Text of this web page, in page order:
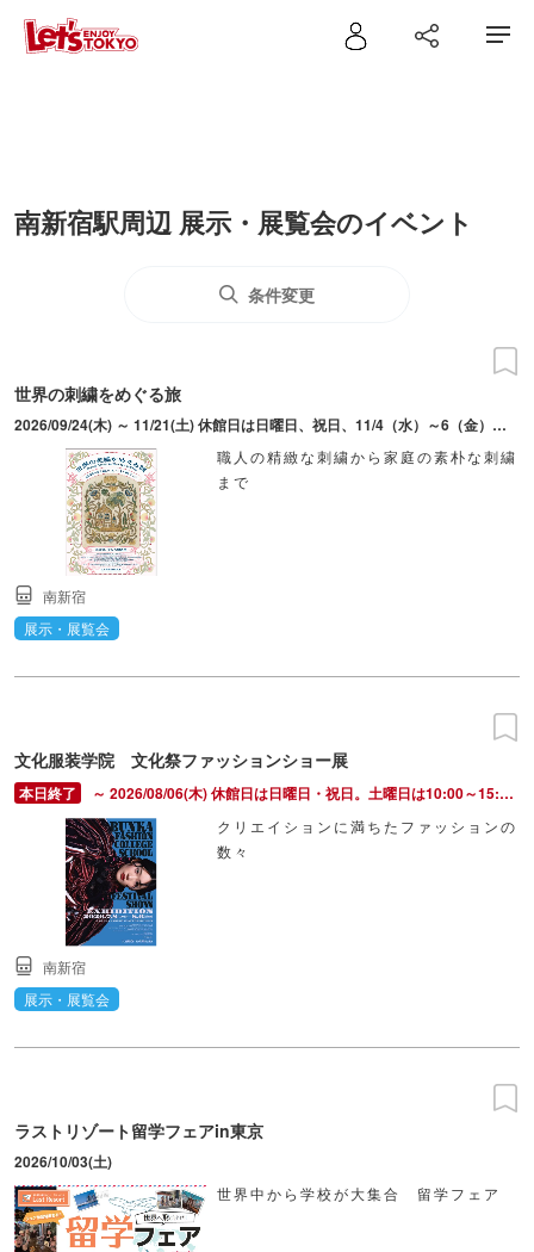
南新宿駅周辺 展示・展覧会のイベント
条件変更
世界の刺繍をめぐる旅
2026/09/24(木) ～ 11/21(土) 休館日は日曜日、祝日、11/4（水）～6（金）。土曜日は10:00～15:00。11/1（日）、11/3（火・祝）、9/26（土）、10/17（土）は16:30まで開館。10/2（金）は19:00まで開館。
職人の精緻な刺繍から家庭の素朴な刺繍
まで
南新宿
展示・展覧会
文化服装学院 文化祭ファッションショー展
～ 2026/08/06(木) 休館日は日曜日・祝日。土曜日は10:00～15:00。8/1（土）は16:30、8/2（日）は15:00まで。7/31（金）は19:00まで開館。
クリエイションに満ちたファッションの
数々
南新宿
展示・展覧会
ラストリゾート留学フェアin東京
2026/10/03(土)
世界中から学校が大集合 留学フェア